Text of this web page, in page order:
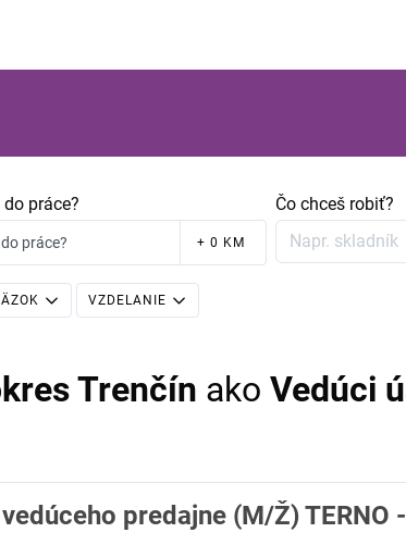
práce?
práce? + 0 KM
Čo chceš robiť?
VZDELANIE
Trenčín ako Vedúci
predajne (M/Ž) TERNO